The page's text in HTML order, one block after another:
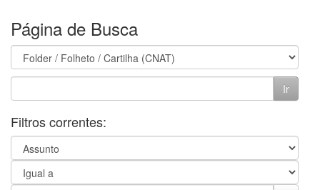
Página de Busca
Filtros correntes: